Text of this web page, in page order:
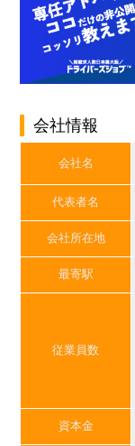
会社情報
会社名
代表者名
会社所在地
最寄駅
従業員数
資本金